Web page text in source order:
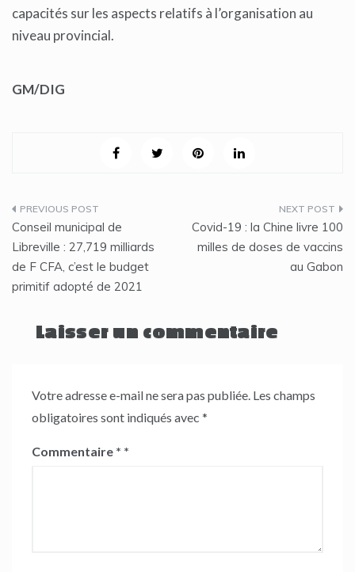
capacités sur les aspects relatifs à l’organisation au
niveau provincial.
GM/DIG
Navigation
de
l’article
Conseil municipal de
Libreville : 27,719 milliards
de F CFA, c’est le budget
primitif adopté de 2021
Covid-19 : la Chine livre 100
milles de doses de vaccins
au Gabon
Laisser un commentaire
Votre adresse e-mail ne sera pas publiée. Les champs
obligatoires sont indiqués avec *
Commentaire *